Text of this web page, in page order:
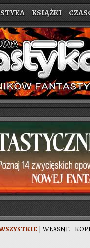
KSIĄŻKI
|WŁA­SNE |